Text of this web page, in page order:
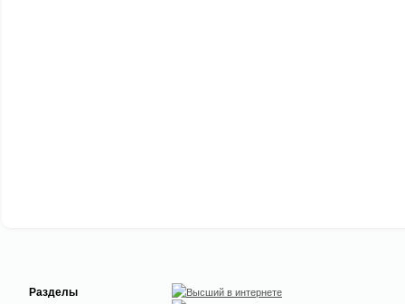
Разделы